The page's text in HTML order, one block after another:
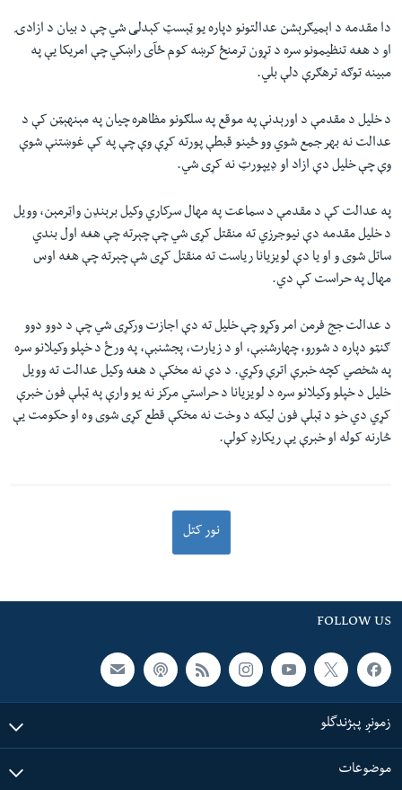
دا مقدمه د اېميګرېشن عدالتونو دپاره یو ټېسټ کېدلی شي چې د بیان د ازادۍ
او د هغه تنظیمونو سره د تړون ترمنځ کرښه کوم ځآی راښکي چې امریکا يې په
مبینه توګه ترهګرې دلې بلي.
د خلیل د مقدمې د اورېدنې په موقع په سلګونو مظاهره چیان په مېنهېټن کې د
عدالت نه بهر جمع شوي وو ځینو قبطې پورته کړې وې چې په کې غوښتنې شوې
وې چې خلیل دې ازاد او ډیپورټ نه کړی شي.
په عدالت کې د مقدمې د سماعت په مهال سرکاري وکیل برېنډن واټرمېن، وویل
د خلیل مقدمه دې نیوجرزي ته منقتل کړی شي چې چېرته چې هغه اول بندي
ساتل شوی و او یا دې لویزيانا ریاست ته منقتل کړی شې چېرته چې هغه اوس
مهال په حراست کې دي.
د عدالت جج فرمن امر وکړو چې خلیل ته دې اجازت ورکړی شي چې د دوو دوو
ګنټو دپاره د شورو، چهارشنبې، او د زیارت، پجشنبې، په ورځ د خپلو وکیلانو سره
په شخصي کچه خبرې اترې وکړي. د دې نه مخکې د هغه وکیل عدالت ته وویل
خلیل د خپلو وکیلانو سره د لويزيانا د حراستي مرکز نه یو وارې په ټېلې فون خبرې
کړي دي خو د ټېلې فون لیکه د وخت نه مخکې قطع کړی شوی وه او حکومت يې
څارنه کوله او خبرې یې ریکارډ کولې.
نور کتل
FOLLOW US
زمونږ پېژندگلو
موضوعات